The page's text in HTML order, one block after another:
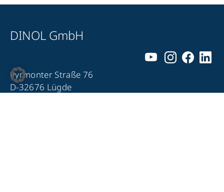
DINOL GmbH
Pyrmonter Straße 76
D-32676 Lügde